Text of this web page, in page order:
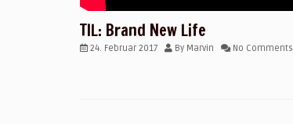
TIL: Brand New Life
24. Februar 2017 By Marvin No Comments